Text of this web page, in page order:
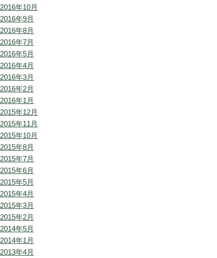
2016年10月
2016年9月
2016年8月
2016年7月
2016年5月
2016年4月
2016年3月
2016年2月
2016年1月
2015年12月
2015年11月
2015年10月
2015年8月
2015年7月
2015年6月
2015年5月
2015年4月
2015年3月
2015年2月
2014年5月
2014年1月
2013年4月